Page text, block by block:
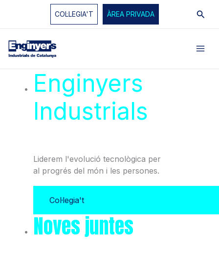
COL·LEGIA'T ÀREA PRIVADA
Enginyers
Industrials
Liderem l'evolució tecnològica per
al progrés del món i les persones.
Col·legia't
Noves juntes